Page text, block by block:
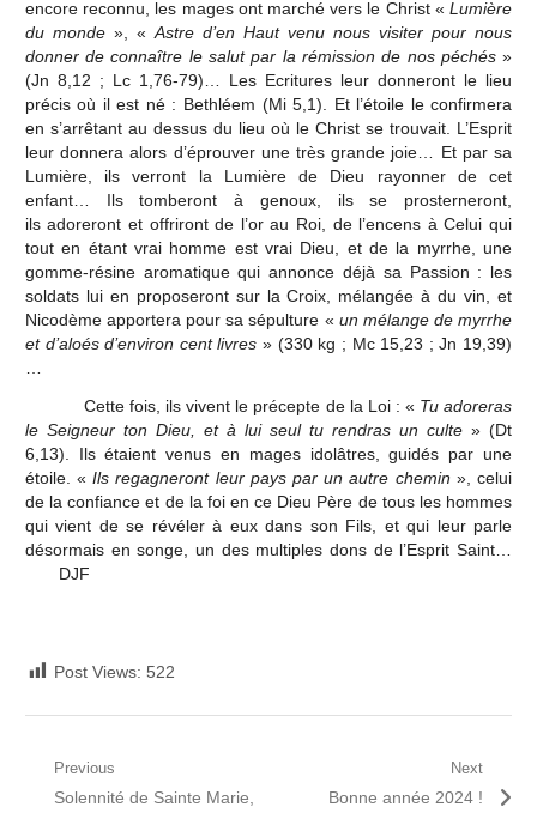
encore reconnu, les mages ont marché vers le Christ «Lumière
du monde », « Astre d’en Haut venu nous visiter pour nous
donner de connaître le salut par la rémission de nos péchés»
(Jn 8,12 ; Lc 1,76-79)… Les Ecritures leur donneront le lieu
précis où il est né : Bethléem (Mi 5,1). Et l’étoile le confirmera
en s’arrêtant au dessus du lieu où le Christ se trouvait. L’Esprit
leur donnera alors d’éprouver une très grande joie… Et par sa
Lumière, ils verront la Lumière de Dieu rayonner de cet
enfant… Ils tomberont à genoux, ils se prosterneront,
ils adoreront et offriront de l’or au Roi, de l’encens à Celui qui
tout en étant vrai homme est vrai Dieu, et de la myrrhe, une
gomme-résine aromatique qui annonce déjà sa Passion : les
soldats lui en proposeront sur la Croix, mélangée à du vin, et
Nicodème apportera pour sa sépulture « un mélange de myrrhe
et d’aloés d’environ cent livres » (330 kg ; Mc 15,23 ; Jn 19,39)
Cette fois, ils vivent le précepte de la Loi : « Tu adoreras
le Seigneur ton Dieu, et à lui seul tu rendras un culte» (Dt
6,13). Ils étaient venus en mages idolâtres, guidés par une
étoile. «Ils regagneront leur pays par un autre chemin », celui
de la confiance et de la foi en ce Dieu Père de tous les hommes
qui vient de se révéler à eux dans son Fils, et qui leur parle
désormais en songe, un des multiples dons de l’Esprit Saint…
DJF
Post Views: 522
Navigation
Previous
Previous
Solennité de Sainte Marie,
Next
Next
Bonne année 2024 !